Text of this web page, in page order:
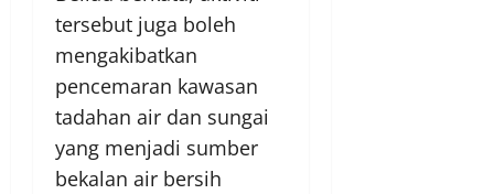
tersebut juga boleh
mengakibatkan
pencemaran kawasan
tadahan air dan sungai
yang menjadi sumber
bekalan air bersih